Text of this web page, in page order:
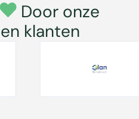
Door onze
klanten